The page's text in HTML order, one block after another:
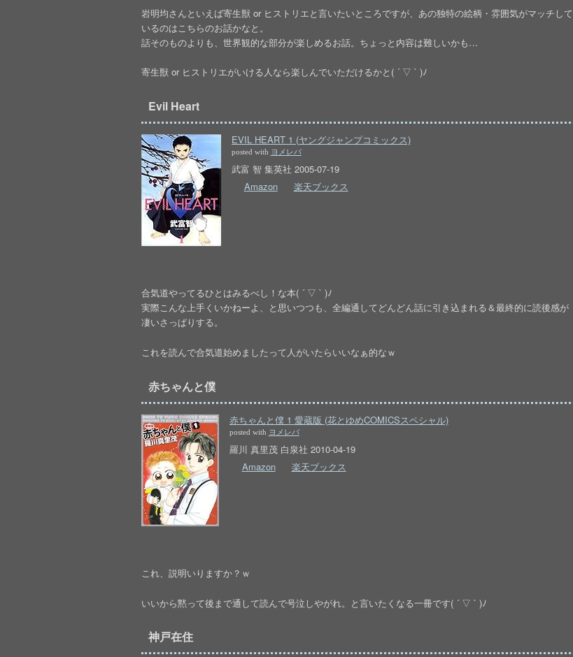
岩明均さんといえば寄生獣 or ヒストリエと言いたいところですが、あの独特の絵柄・雰囲気がマッチして
いるのはこちらのお話かなと。
話そのものよりも、世界観的な部分が楽しめるお話。ちょっと内容は難しいかも…
寄生獣 or ヒストリエがいける人なら楽しんでいただけるかと( ´ ▽ ` )ﾉ
Evil Heart
EVIL HEART 1 (ヤングジャンプコミックス)
posted with ヨメレバ
武富 智 集英社 2005-07-19
Amazon
楽天ブックス
合気道やってるひとはみるべし！な本( ´ ▽ ` )ﾉ
実際こんな上手くいかねーよ、と思いつつも、全編通してどんどん話に引き込まれる＆最終的に読後感が
凄いさっぱりする。
これを読んで合気道始めましたって人がいたらいいなぁ的なｗ
赤ちゃんと僕
赤ちゃんと僕 1 愛蔵版 (花とゆめCOMICSスペシャル)
posted with ヨメレバ
羅川 真里茂 白泉社 2010-04-19
Amazon
楽天ブックス
これ、説明いりますか？ｗ
いいから黙って後まで通して読んで号泣しやがれ。と言いたくなる一冊です( ´ ▽ ` )ﾉ
神戸在住